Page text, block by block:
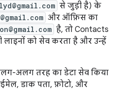
से जुड़ी है) के
और ऑफ़िस का
है, तो Contacts
लाइनों को सेव करता है और उन्हें
अलग तरह का डेटा सेव किया
डाक पता, फ़ोटो, और